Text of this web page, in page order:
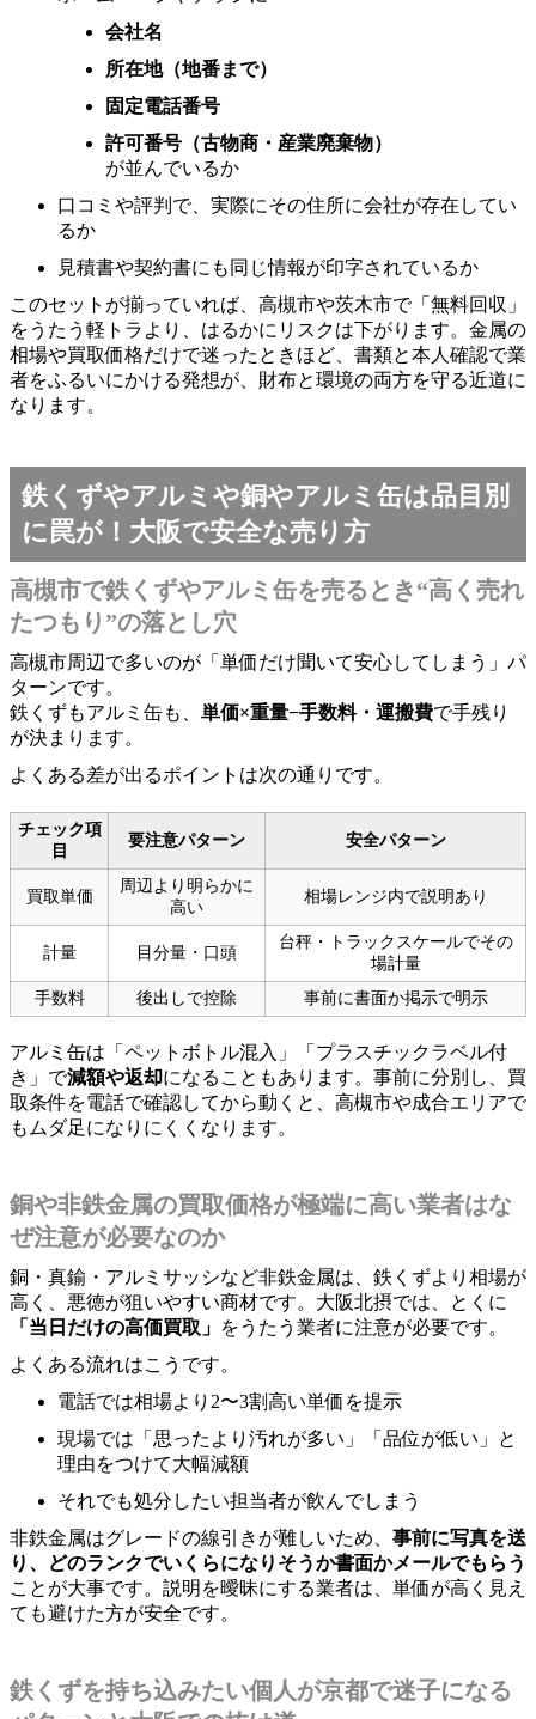
会社名
所在地（地番まで）
固定電話番号
許可番号（古物商・産業廃棄物）
が並んでいるか
口コミや評判で、実際にその住所に会社が存在してい
るか
見積書や契約書にも同じ情報が印字されているか
このセットが揃っていれば、高槻市や茨木市で「無料回収」
をうたう軽トラより、はるかにリスクは下がります。金属の
相場や買取価格だけで迷ったときほど、書類と本人確認で業
者をふるいにかける発想が、財布と環境の両方を守る近道に
なります。
鉄くずやアルミや銅やアルミ缶は品目別
に罠が！大阪で安全な売り方
高槻市で鉄くずやアルミ缶を売るとき“高く売れ
たつもり”の落とし穴
高槻市周辺で多いのが「単価だけ聞いて安心してしまう」パ
ターンです。
鉄くずもアルミ缶も、 単価×重量−手数料・運搬費で手残り
が決まります。
よくある差が出るポイントは次の通りです。
チェック項
目
要注意パターン 安全パターン
買取単価
周辺より明らかに
高い
相場レンジ内で説明あり
計量 目分量・口頭
台秤・トラックスケールでその
場計量
手数料
後出しで控除 事前に書面か掲示で明示
アルミ缶は「ペットボトル混入」「プラスチックラベル付
き」で減額や返却になることもあります。事前に分別し、買
取条件を電話で確認してから動くと、高槻市や成合エリアで
もムダ足になりにくくなります。
銅や非鉄金属の買取価格が極端に高い業者はな
ぜ注意が必要なのか
銅・真鍮・アルミサッシなど非鉄金属は、鉄くずより相場が
高く、悪徳が狙いやすい商材です。大阪北摂では、とくに
「当日だけの高価買取」 をうたう業者に注意が必要です。
よくある流れはこうです。
電話では相場より2〜3割高い単価を提示
現場では「思ったより汚れが多い」「品位が低い」と
理由をつけて大幅減額
それでも処分したい担当者が飲んでしまう
非鉄金属はグレードの線引きが難しいため、 事前に写真を送
り、どのランクでいくらになりそうか書面かメールでもらう
ことが大事です。説明を曖昧にする業者は、単価が高く見え
ても避けた方が安全です。
鉄くずを持ち込みたい個人が京都で迷子になる